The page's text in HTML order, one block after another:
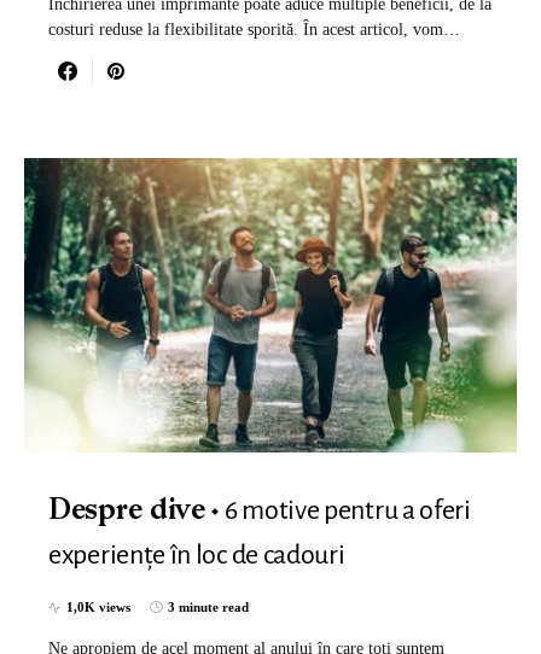
Închirierea unei imprimante poate aduce multiple beneficii, de la
costuri reduse la flexibilitate sporită. În acest articol, vom…
Despre dive
6 motive pentru a oferi
experiențe în loc de cadouri
1,0K views 3 minute read
Ne apropiem de acel moment al anului în care toți suntem